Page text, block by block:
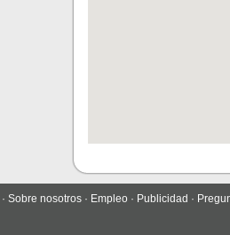
·Sobre nosotros · Empleo · Publicidad ·